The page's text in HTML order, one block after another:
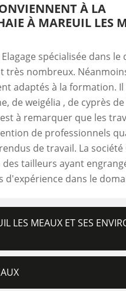
À LA
À MAREUIL LES
spécialisée dans le
très nombreux.
adaptés à la formation.
de weigélia , de cyprès
à remarquer que les
de professionnels
de travail. La société
tailleurs ayant
d'expérience dans le
LES MEAUX ET SES